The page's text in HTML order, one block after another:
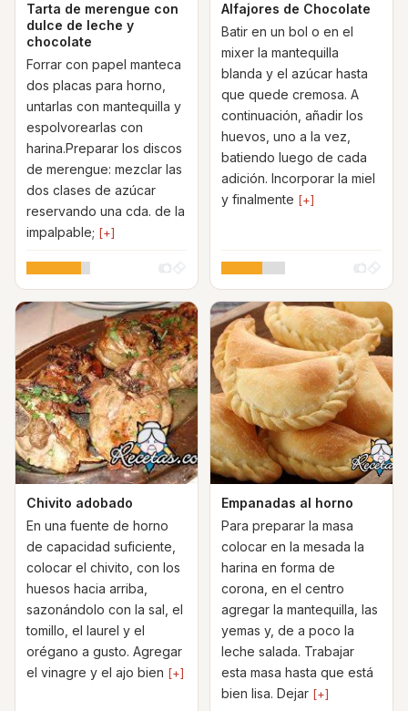
Tarta de merengue con
dulce de leche y
chocolate
Forrar con papel manteca
dos placas para horno,
untarlas con mantequilla y
espolvorearlas con
harina.Preparar los discos
de merengue: mezclar las
dos clases de azúcar
reservando una cda. de la
impalpable; [+]
Alfajores de Chocolate
Batir en un bol o en el
mixer la mantequilla
blanda y el azúcar hasta
que quede cremosa. A
continuación, añadir los
huevos, uno a la vez,
batiendo luego de cada
adición. Incorporar la miel
y finalmente [+]
Chivito adobado
En una fuente de horno
de capacidad suficiente,
colocar el chivito, con los
huesos hacia arriba,
sazonándolo con la sal, el
tomillo, el laurel y el
orégano a gusto. Agregar
el vinagre y el ajo bien [+]
Empanadas al horno
Para preparar la masa
colocar en la mesada la
harina en forma de
corona, en el centro
agregar la mantequilla, las
yemas y, de a poco la
leche salada. Trabajar
esta masa hasta que está
bien lisa. Dejar [+]